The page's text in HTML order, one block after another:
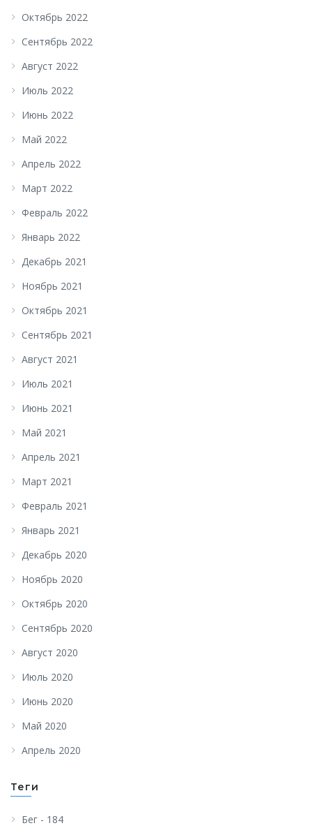
Октябрь 2022
Сентябрь 2022
Август 2022
Июль 2022
Июнь 2022
Май 2022
Апрель 2022
Март 2022
Февраль 2022
Январь 2022
Декабрь 2021
Ноябрь 2021
Октябрь 2021
Сентябрь 2021
Август 2021
Июль 2021
Июнь 2021
Май 2021
Апрель 2021
Март 2021
Февраль 2021
Январь 2021
Декабрь 2020
Ноябрь 2020
Октябрь 2020
Сентябрь 2020
Август 2020
Июль 2020
Июнь 2020
Май 2020
Апрель 2020
Теги
Бег - 184